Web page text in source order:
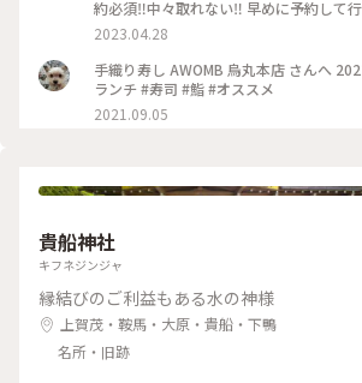
約必須‼︎中々取れない‼︎ 早めに予約して
GW人すごそうですね… #京都 #AWOMB
司
2023.04.28
手織り寿し AWOMB 烏丸本店 さんへ
ランチ #寿司 #鮨 #オススメ
2021.09.05
貴船神社
キフネジンジャ
縁結びのご利益もある水の神様
上賀茂・鞍馬・大原・貴船・下鴨
名所・旧跡